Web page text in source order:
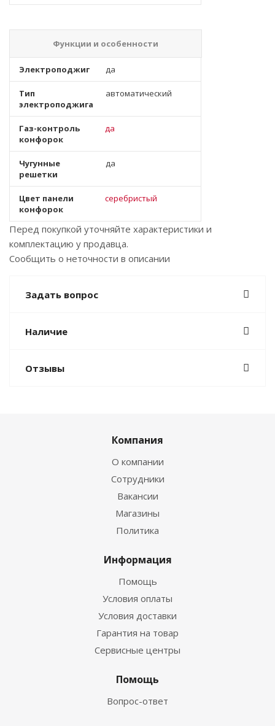
Функции и особенности
Электроподжиг да
Тип
электроподжига
автоматический
Газ-контроль
конфорок
да
Чугунные
решетки
да
Цвет панели
конфорок
серебристый
Перед покупкой уточняйте характеристики и
комплектацию у продавца.
Сообщить о неточности в описании
Задать вопрос
Наличие
Отзывы
Компания
О компании
Сотрудники
Вакансии
Магазины
Политика
Информация
Помощь
Условия оплаты
Условия доставки
Гарантия на товар
Сервисные центры
Помощь
Вопрос-ответ